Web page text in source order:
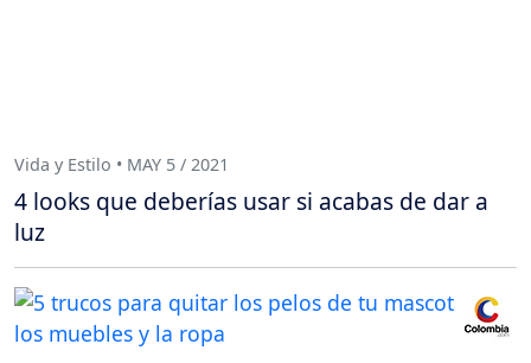
Vida y Estilo • MAY 5 / 2021
4 looks que deberías usar si acabas de dar a
luz